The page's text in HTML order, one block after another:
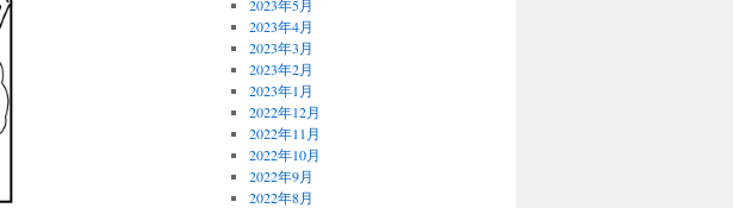
2023年5月
2023年4月
2023年3月
2023年2月
2023年1月
2022年12月
2022年11月
2022年10月
2022年9月
2022年8月